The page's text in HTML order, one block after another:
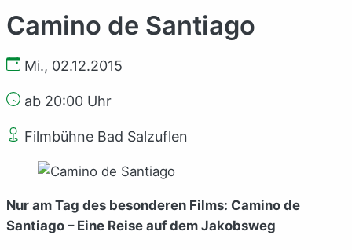
Camino de Santiago
Mi., 02.12.2015
ab 20:00 Uhr
Filmbühne Bad Salzuflen
Nur am Tag des besonderen Films: Camino de
Santiago – Eine Reise auf dem Jakobsweg